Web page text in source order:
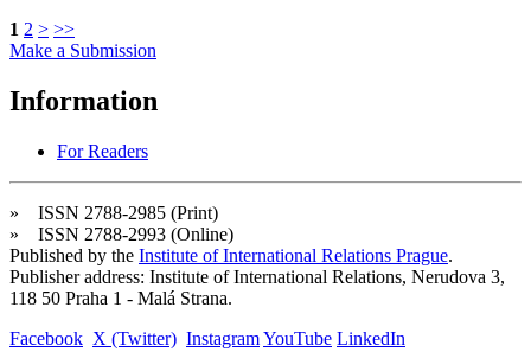
1 2 > >>
Make a Submission
Information
For Readers
» ISSN 2788-2985 (Print)
» ISSN 2788-2993 (Online)
Published by the Institute of International Relations Prague.
Publisher address: Institute of International Relations, Nerudova 3,
118 50 Praha 1 - Malá Strana.
Facebook X (Twitter) InstagramYouTube LinkedIn